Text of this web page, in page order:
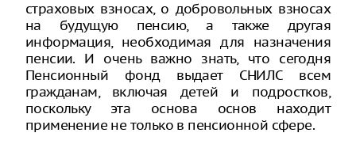
страховых взносах, о добровольных взносах
на будущую пенсию, а также другая
информация, необходимая для назначения
пенсии. И очень важно знать, что сегодня
Пенсионный фонд выдает СНИЛС всем
гражданам, включая детей и подростков,
поскольку эта основа основ находит
применение не только в пенсионной сфере.